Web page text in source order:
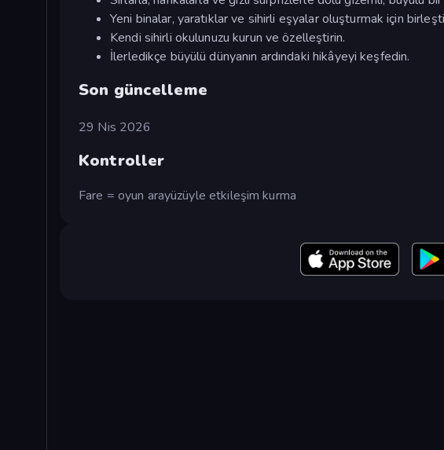
Yeni binalar, yaratıklar ve sihirli eşyalar oluşturmak için
Kendi sihirli okulunuzu kurun ve özelleştirin.
İlerledikçe büyülü dünyanın ardındaki hikâyeyi keşfedin.
Son güncelleme
29 Nis 2026
Kontroller
Fare = oyun arayüzüyle etkileşim kurma